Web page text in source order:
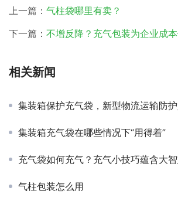
上一篇： 气柱袋哪里有卖？
下一篇： 不增反降？充气包装为企业成
相关新闻
集装箱保护充气袋，新型物流运输防
集装箱充气袋在哪些情况下“用得着”
充气袋如何充气？充气小技巧蕴含大智
气柱包装怎么用